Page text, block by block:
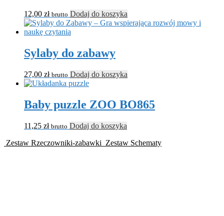
12,00 zł brutto Dodaj do koszyka
Sylaby do zabawy
27,00 zł brutto Dodaj do koszyka
Baby puzzle ZOO BO865
11,25 zł brutto Dodaj do koszyka
Zestaw Rzeczowniki-zabawki Zestaw Schematy